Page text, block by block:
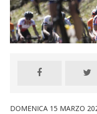
DOMENICA 15 MARZO